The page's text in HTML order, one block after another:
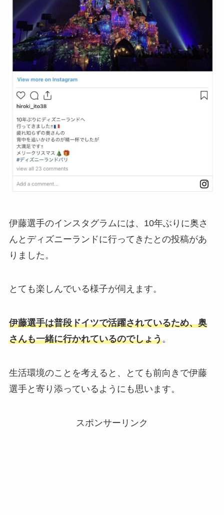
伊藤選手のインスタグラムには、10年ぶりに奥さ
んとディズニーランドに行ってきたとの投稿があ
りました。
とても楽しんでいる様子が伺えます。
伊藤選手は普段ドイツで活躍されているため、奥
さんも一緒に行かれているのでしょう。
生活環境のことを考えると、とても前向きで伊藤
選手と寄り添っているようにも思います。
スポンサーリンク